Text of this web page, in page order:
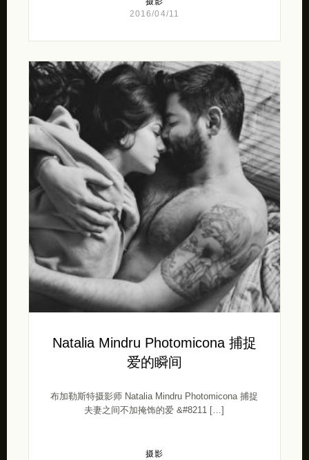
2016/04/11
Natalia Mindru Photomicona 捕捉
爱的瞬间
布加勒斯特摄影师 Natalia Mindru Photomicona 捕捉
夫妻之间不加掩饰的爱 &#8211 […]
摄影